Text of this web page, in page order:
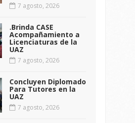
7 agosto, 2026
.Brinda CASE
Acompañamiento a
Licenciaturas de la
UAZ
7 agosto, 2026
Concluyen Diplomado
Para Tutores en la
UAZ
7 agosto, 2026